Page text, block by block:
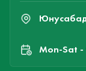
Mon-Sat -